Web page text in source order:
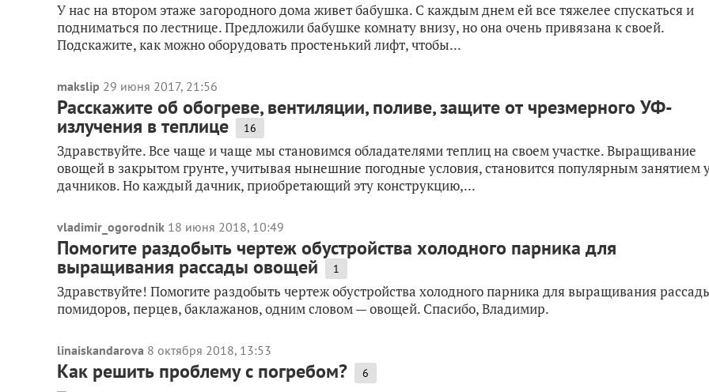
У нас на втором этаже загородного дома живет бабушка. С каждым днем ей все тяжелее спускаться и
подниматься по лестнице. Предложили бабушке комнату внизу, но она очень привязана к своей.
Подскажите, как можно оборудовать простенький лифт, чтобы...
makslip 29 июня 2017, 21:56
Расскажите об обогреве, вентиляции, поливе, защите от чрезмерного УФ-
излучения в теплице 16
Здравствуйте. Все чаще и чаще мы становимся обладателями теплиц на своем участке. Выращивание
овощей в закрытом грунте, учитывая нынешние погодные условия, становится популярным занятием
дачников. Но каждый дачник, приобретающий эту конструкцию,...
vladimir_ogorodnik 18 июня 2018, 10:49
Помогите раздобыть чертеж обустройства холодного парника для
выращивания рассады овощей 1
Здравствуйте! Помогите раздобыть чертеж обустройства холодного парника для выращивания
помидоров, перцев, баклажанов, одним словом — овощей. Спасибо, Владимир.
linaiskandarova 8 октября 2018, 13:53
Как решить проблему с погребом? 6